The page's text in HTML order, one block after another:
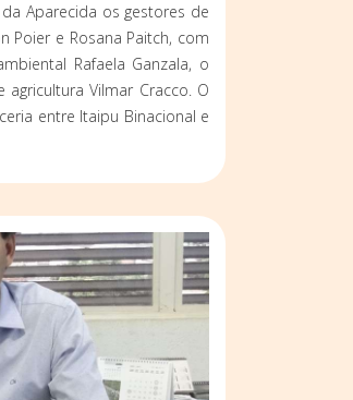
Aparecida os gestores de
Poier e Rosana Paitch, com
Rafaela Ganzala, o
Vilmar Cracco. O
entre Itaipu Binacional e